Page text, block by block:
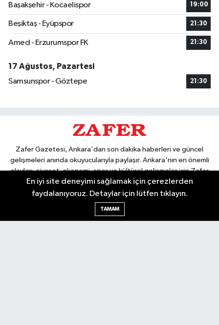
Başakşehir - Kocaelispor
19:00
Beşiktaş - Eyüpspor 21:30
Amed - Erzurumspor FK 21:30
17 Ağustos, Pazartesi
Samsunspor - Göztepe
21:30
Zafer Gazetesi, Ankara'dan son dakika haberleri ve güncel
gelişmeleri anında okuyucularıyla paylaşır. Ankara'nın en önemli
olayları, siyaset, ekonomi, spor ve kültürel gelişmeler için Zafer
Gazetesi'ni takip edin. Başkentin güvendiği haber kaynağı.
En iyi site deneyimi sağlamak için çerezlerden
faydalanıyoruz. Detaylar için lütfen tıklayın.
TAMAM